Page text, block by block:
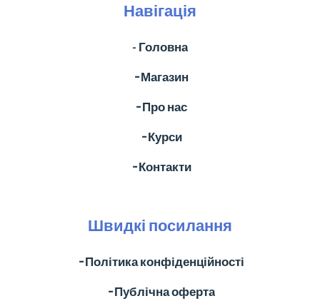
Навігація
- Головна
╶ Магазин
╶ Про нас
╶ Курси
╶ Контакти
Швидкі посилання
╶ Політика конфіденційності
╶ Публічна оферта